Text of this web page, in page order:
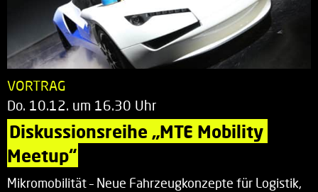
VORTRAG
Do. 10.12. um 16.30 Uhr
Diskussionsreihe „MTE Mobility
Meetup“
Mikromobilität – Neue Fahrzeugkonzepte für Logistik,